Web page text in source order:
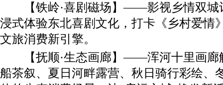
【铁岭·喜剧磁场】——影视乡情双城
浸式体验东北喜剧文化，打卡《乡村爱情
文旅消费新引擎。
【抚顺·生态画廊】——浑河十里画廊
船茶叙、夏日河畔露营、秋日骑行彩绘、